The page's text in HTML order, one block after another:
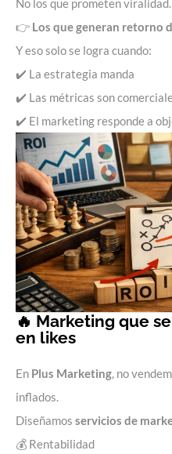
No los que prometen viralidad.
👉 Los que generan retorno
Y eso solo se logra cuando:
✔️ La estrategia manda
✔️ Las métricas son
✔️ El marketing responde a
🔥 Marketing que
en likes
En Plus Marketing, no
inflados.
Diseñamos servicios de
💰 Rentabilidad